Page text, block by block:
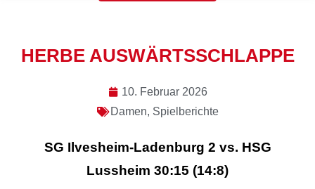
HERBE AUSWÄRTSSCHLAPPE
10. Februar 2026
Damen, Spielberichte
SG Ilvesheim-Ladenburg 2 vs. HSG
Lussheim 30:15 (14:8)